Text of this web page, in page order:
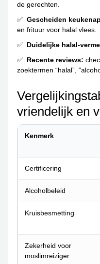
de gerechten.
Gescheiden
en frituur voor halal vlees.
Duidelijke halal-
Recente reviews:
zoektermen “halal”,
vriendelijk en
Kenmerk
Certificering
Alcoholbeleid
Kruisbesmetting
Zekerheid voor
moslimreiziger